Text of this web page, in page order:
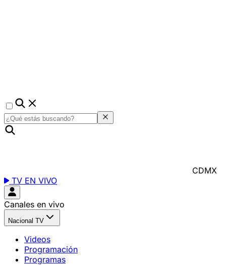
CDMX
TV EN VIVO
Canales en vivo
Nacional TV
Videos
Programación
Programas